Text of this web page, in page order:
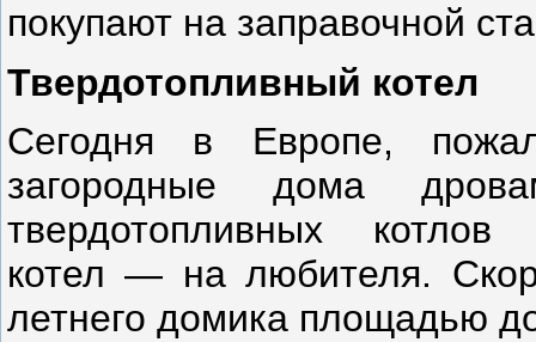
покупают на заправочной
Твердотопливный котел
Сегодня в Европе,
загородные дома
твердотопливных
котел — на любителя.
летнего домика площадью